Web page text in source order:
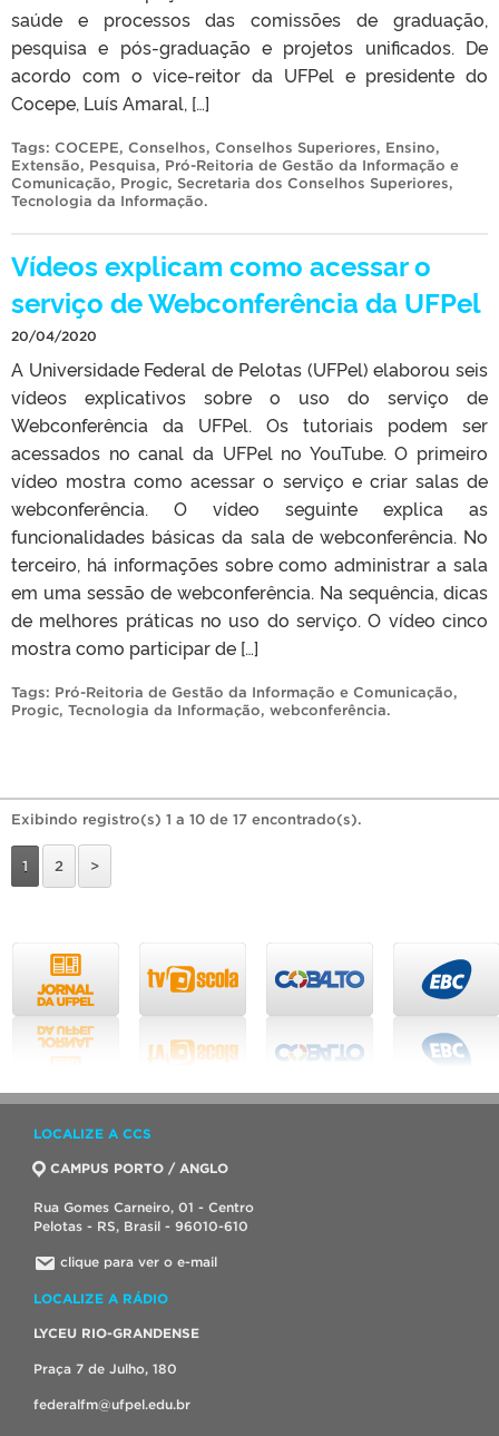
saúde e processos das comissões de graduação,
pesquisa e pós-graduação e projetos unificados. De
acordo com o vice-reitor da UFPel e presidente do
Cocepe, Luís Amaral, […]
Tags: COCEPE, Conselhos, Conselhos Superiores, Ensino,
Extensão, Pesquisa, Pró-Reitoria de Gestão da Informação e
Comunicação, Progic, Secretaria dos Conselhos Superiores,
Tecnologia da Informação.
Vídeos explicam como acessar o
serviço de Webconferência da UFPel
20/04/2020
A Universidade Federal de Pelotas (UFPel) elaborou seis
vídeos explicativos sobre o uso do serviço de
Webconferência da UFPel. Os tutoriais podem ser
acessados no canal da UFPel no YouTube. O primeiro
vídeo mostra como acessar o serviço e criar salas de
webconferência. O vídeo seguinte explica as
funcionalidades básicas da sala de webconferência. No
terceiro, há informações sobre como administrar a sala
em uma sessão de webconferência. Na sequência, dicas
de melhores práticas no uso do serviço. O vídeo cinco
mostra como participar de […]
Tags: Pró-Reitoria de Gestão da Informação e Comunicação,
Progic, Tecnologia da Informação, webconferência.
Exibindo registro(s) 1 a 10 de 17 encontrado(s).
1 2 >
LOCALIZE A CCS
CAMPUS PORTO / ANGLO
Rua Gomes Carneiro, 01 - Centro
Pelotas - RS, Brasil - 96010-610
clique para ver o e-mail
LOCALIZE A RÁDIO
LYCEU RIO-GRANDENSE
Praça 7 de Julho, 180
federalfm@ufpel.edu.br